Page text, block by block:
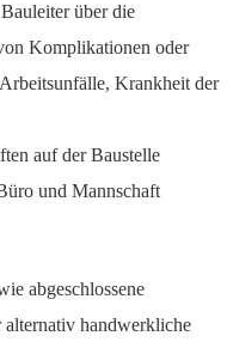
über die
Komplikationen oder
Krankheit der
auf der Baustelle
und Mannschaft
abgeschlossene
handwerkliche